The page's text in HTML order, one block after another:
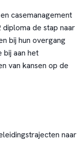
casemanagement
diploma de stap naar
bij hun overgang
bij aan het
van kansen op de
naar